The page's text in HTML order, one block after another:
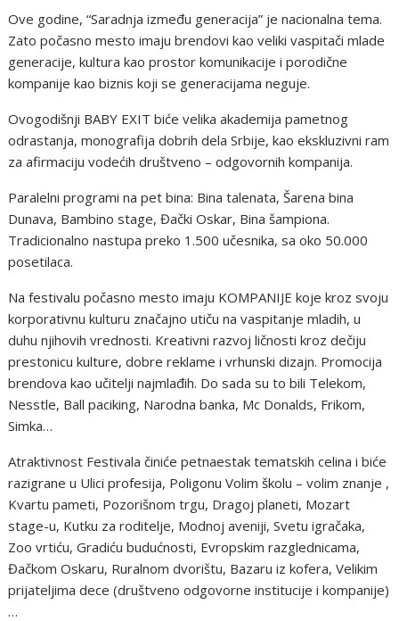
Ove godine, “Saradnja između generacija” je nacionalna tema.
Zato počasno mesto imaju brendovi kao veliki vaspitači mlade
generacije, kultura kao prostor komunikacije i porodične
kompanije kao biznis koji se generacijama neguje.
Ovogodišnji BABY EXIT biće velika akademija pametnog
odrastanja, monografija dobrih dela Srbije, kao ekskluzivni ram
za afirmaciju vodećih društveno – odgovornih kompanija.
Paralelni programi na pet bina: Bina talenata, Šarena bina
Dunava, Bambino stage, Đački Oskar, Bina šampiona.
Tradicionalno nastupa preko 1.500 učesnika, sa oko 50.000
posetilaca.
Na festivalu počasno mesto imaju KOMPANIJE koje kroz svoju
korporativnu kulturu značajno utiču na vaspitanje mladih, u
duhu njihovih vrednosti. Kreativni razvoj ličnosti kroz dečiju
prestonicu kulture, dobre reklame i vrhunski dizajn. Promocija
brendova kao učitelji najmlađih. Do sada su to bili Telekom,
Nesstle, Ball paciking, Narodna banka, Mc Donalds, Frikom,
Simka…
Atraktivnost Festivala činiće petnaestak tematskih celina i biće
razigrane u Ulici profesija, Poligonu Volim školu – volim znanje ,
Kvartu pameti, Pozorišnom trgu, Dragoj planeti, Mozart
stage-u, Kutku za roditelje, Modnoj aveniji, Svetu igračaka,
Zoo vrtiću, Gradiću budućnosti, Evropskim razglednicama,
Đačkom Oskaru, Ruralnom dvorištu, Bazaru iz kofera, Velikim
prijateljima dece (društveno odgovorne institucije i kompanije)
…